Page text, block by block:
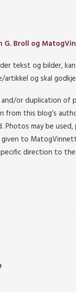
G. Broll og
tekst og bilder,
artikkel og skal
and/or duplication of
from this blog’s
Photos may be
given to
direction to